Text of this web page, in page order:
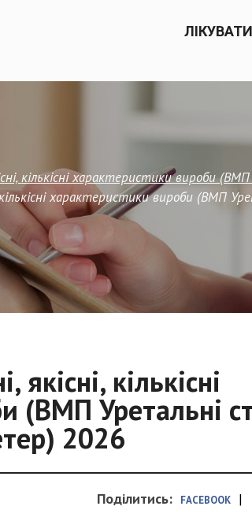
кількісні характеристики вироби
кількісні характеристики вироби
кількісні
(ВМП Уретальні
2026
Поділитись: FACEBOOK |